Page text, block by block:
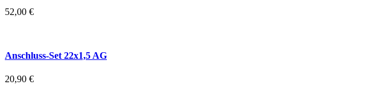
52,00 €
Anschluss-Set 22x1,5 AG
20,90 €